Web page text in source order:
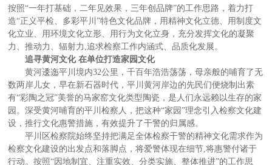
按照“一年打基础，二年见效果，三年创品牌”的工作思路，着力打
造“正义平检、多彩平川”特色文化品牌，用精神文化立德、用制度文
化立业、用环境文化立形、用行为文化立身，充分发挥文化的凝聚
力、推动力、辐射力,追求检察工作内涵式、品质化发展。
追寻黄河文化 在单位打造家园文化
黄河逶迤平川境内32公里，千百年浩浩荡荡，母亲般的哺育了无
数两岸儿女，早在新石器时代，平川黄河岸边的先民们便烧制出素
有“彩陶之冠”美誉的马家窑文化类型陶瓷，是人们永远赖以生存的家
园。深受黄河哺育的平川检察人，把这种“家园”理念引入检察文化建
设，推行文化惠警措施，有效提升了干警的归属感。
平川区检察院始终坚持把满足全体检察干警的精神文化需求作为
检察文化建设的出发点和落脚点，将爱警体现在细节,将惠警付诸于
行动。按照“因地制宜、注重实效、分类实施、整体推进”的工作思